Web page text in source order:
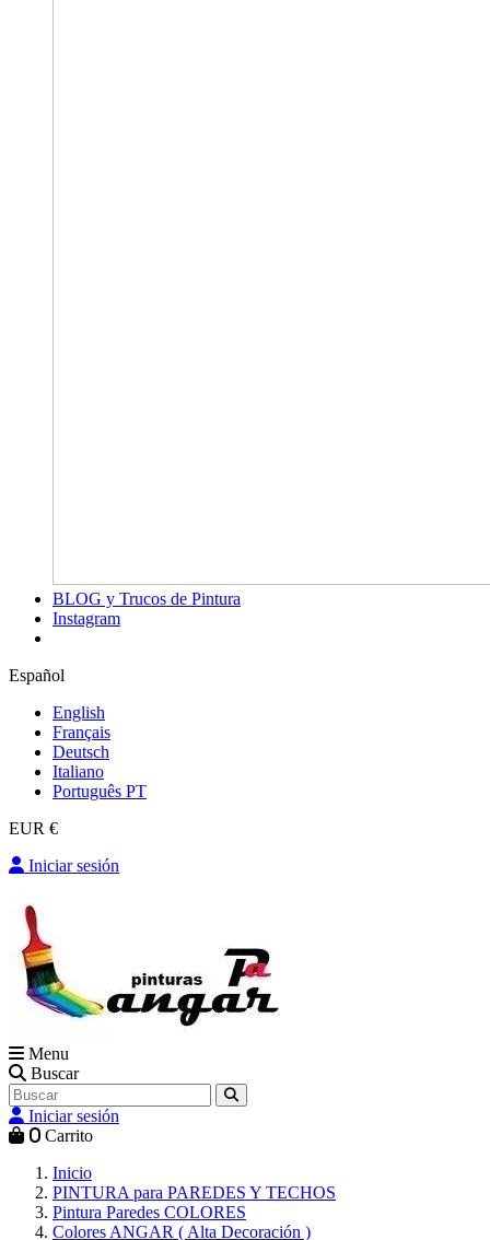
BLOG y Trucos de Pintura
Instagram
Español
English
Français
Deutsch
Italiano
Português PT
EUR €
Iniciar sesión
Menu
Buscar
Iniciar sesión
0 Carrito
Inicio
PINTURA para PAREDES Y TECHOS
Pintura Paredes COLORES
Colores ANGAR ( Alta Decoración )